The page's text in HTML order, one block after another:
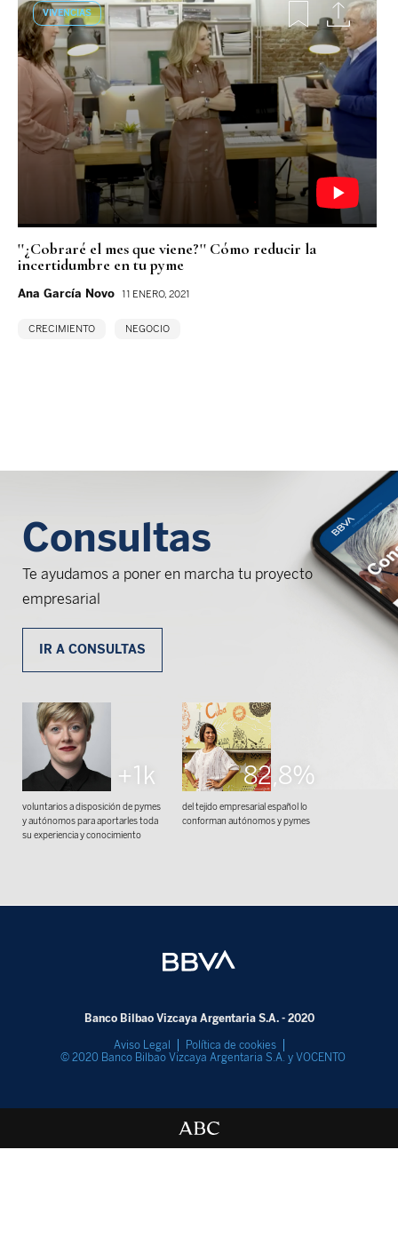
VIVENCIAS
''¿Cobraré el mes que viene?'' Cómo reducir la
incertidumbre en tu pyme
Ana García Novo 11 ENERO, 2021
CRECIMIENTO NEGOCIO
Consultas
Te ayudamos a poner en marcha tu proyecto
empresarial
IR A CONSULTAS
+1k
voluntarios a disposición de pymes
y autónomos para aportarles toda
su experiencia y conocimiento
82,8%
del tejido empresarial español lo
conforman autónomos y pymes
Banco Bilbao Vizcaya Argentaria S.A. - 2020
Aviso Legal
Política de cookies
© 2020 Banco Bilbao Vizcaya Argentaria S.A. y VOCENTO